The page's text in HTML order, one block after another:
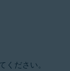
ださい。